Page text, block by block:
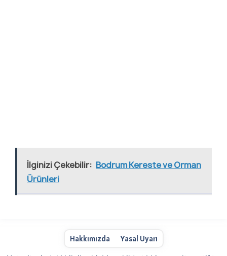
İlginizi Çekebilir: Bodrum Kereste ve Orman
Ürünleri
Hakkımızda Yasal Uyarı